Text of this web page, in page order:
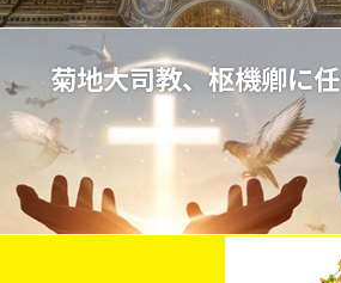
菊地大司教、枢機卿に